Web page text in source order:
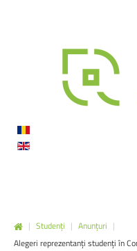
| Studenți | Anunțuri |
Alegeri reprezentanți studenți în